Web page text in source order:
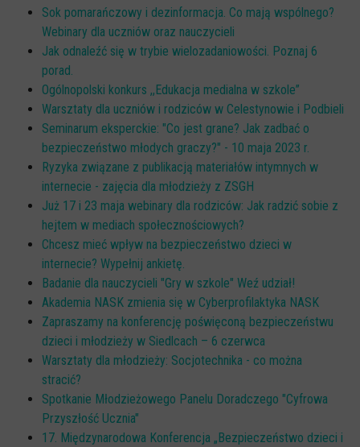
Sok pomarańczowy i dezinformacja. Co mają wspólnego?
Webinary dla uczniów oraz nauczycieli
Jak odnaleźć się w trybie wielozadaniowości. Poznaj 6
porad.
Ogólnopolski konkurs ,,Edukacja medialna w szkole”
Warsztaty dla uczniów i rodziców w Celestynowie i Podbieli
Seminarum eksperckie: "Co jest grane? Jak zadbać o
bezpieczeństwo młodych graczy?" - 10 maja 2023 r.
Ryzyka związane z publikacją materiałów intymnych w
internecie - zajęcia dla młodzieży z ZSGH
Już 17 i 23 maja webinary dla rodziców: Jak radzić sobie z
hejtem w mediach społecznościowych?
Chcesz mieć wpływ na bezpieczeństwo dzieci w
internecie? Wypełnij ankietę.
Badanie dla nauczycieli "Gry w szkole" Weź udział!
Akademia NASK zmienia się w Cyberprofilaktyka NASK
Zapraszamy na konferencję poświęconą bezpieczeństwu
dzieci i młodzieży w Siedlcach – 6 czerwca
Warsztaty dla młodzieży: Socjotechnika - co można
stracić?
Spotkanie Młodzieżowego Panelu Doradczego "Cyfrowa
Przyszłość Ucznia"
17. Międzynarodowa Konferencja „Bezpieczeństwo dzieci i